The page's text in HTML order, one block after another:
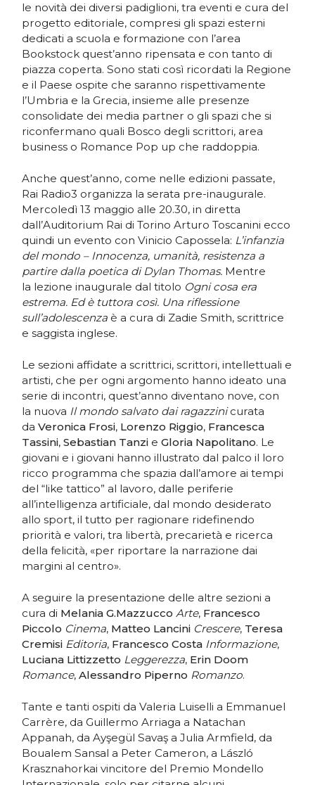
le novità dei diversi padiglioni, tra eventi e cura del
progetto editoriale, compresi gli spazi esterni
dedicati a scuola e formazione con l’area
Bookstock quest’anno ripensata e con tanto di
piazza coperta. Sono stati così ricordati la Regione
e il Paese ospite che saranno rispettivamente
l’Umbria e la Grecia, insieme alle presenze
consolidate dei media partner o gli spazi che si
riconfermano quali Bosco degli scrittori, area
business o Romance Pop up che raddoppia.
Anche quest’anno, come nelle edizioni passate,
Rai Radio3 organizza la serata pre-inaugurale.
Mercoledì 13 maggio alle 20.30, in diretta
dall’Auditorium Rai di Torino Arturo Toscanini ecco
quindi un evento con Vinicio Capossela: L’infanzia
del mondo – Innocenza, umanità, resistenza a
partire dalla poetica di Dylan Thomas. Mentre
la lezione inaugurale dal titolo Ogni cosa era
estrema. Ed è tuttora così. Una riflessione
sull’adolescenza è a cura di Zadie Smith, scrittrice
e saggista inglese.
Le sezioni affidate a scrittrici, scrittori, intellettuali e
artisti, che per ogni argomento hanno ideato una
serie di incontri, quest’anno diventano nove, con
la nuova Il mondo salvato dai ragazzinicurata
daVeronica Frosi, Lorenzo Riggio, Francesca
Tassini,Sebastian Tanzi eGloria Napolitano. Le
giovani e i giovani hanno illustrato dal palco il loro
ricco programma che spazia dall’amore ai tempi
del “like tattico” al lavoro, dalle periferie
all’intelligenza artificiale, dal mondo desiderato
allo sport, il tutto per ragionare ridefinendo
priorità e valori, tra libertà, precarietà e ricerca
della felicità, «per riportare la narrazione dai
margini al centro».
A seguire la presentazione delle altre sezioni a
cura di Melania G.Mazzucco Arte, Francesco
Piccolo Cinema, Matteo Lancini Crescere, Teresa
Cremisi Editoria, Francesco Costa Informazione,
Luciana Littizzetto Leggerezza, Erin Doom
Romance,Alessandro Piperno Romanzo.
Tante e tanti ospiti da Valeria Luiselli a Emmanuel
Carrère, da Guillermo Arriaga a Natachan
Appanah, da Ayşegül Savaş a Julia Armfield, da
Boualem Sansal a Peter Cameron, a László
Krasznahorkai vincitore del Premio Mondello